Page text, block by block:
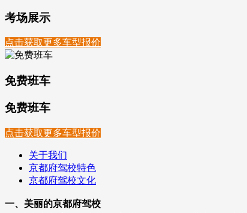
考场展示
点击获取更多车型报价
免费班车
免费班车
点击获取更多车型报价
关于我们
京都府驾校特色
京都府驾校文化
一、美丽的京都府驾校